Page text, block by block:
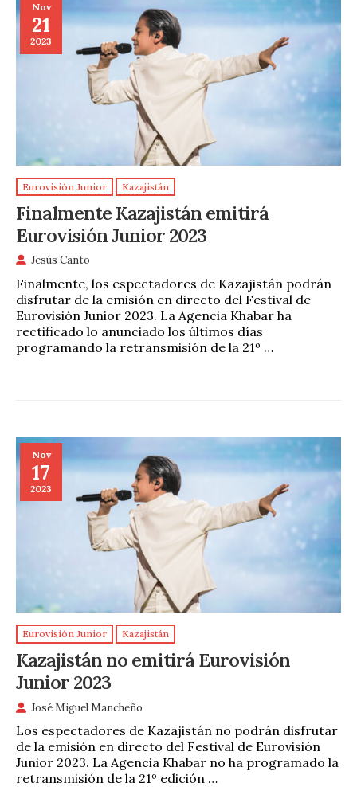
Nov
21
2023
Eurovisión Junior Kazajistán
Finalmente Kazajistán emitirá
Eurovisión Junior 2023
Jesús Canto
Finalmente, los espectadores de Kazajistán podrán
disfrutar de la emisión en directo del Festival de
Eurovisión Junior 2023. La Agencia Khabar ha
rectificado lo anunciado los últimos días
programando la retransmisión de la 21º …
Nov
17
2023
Eurovisión Junior Kazajistán
Kazajistán no emitirá Eurovisión
Junior 2023
José Miguel Mancheño
Los espectadores de Kazajistán no podrán disfrutar
de la emisión en directo del Festival de Eurovisión
Junior 2023. La Agencia Khabar no ha programado la
retransmisión de la 21º edición …